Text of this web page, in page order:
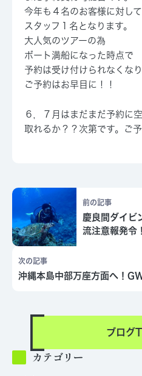
今年も４名のお客様に対して
スタッフ１名となります。
大人気のツアーの為
ボート満船になった時点で
予約は受け付けられなくなり
ご予約はお早目に！！
６，７月はまだまだ予約に
取れるか？？次第です。ご
前の記事
慶良間ダイビ
流注意報発令！
次の記事
沖縄本島中部万座方面へ！
ブログ
カテゴリー